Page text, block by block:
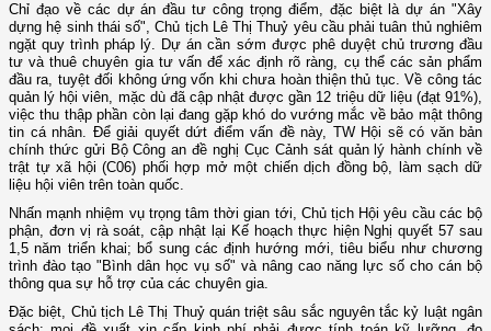
Chỉ đạo về các dự án đầu tư công trọng điểm, đặc biệt là dự án "Xây
dựng hệ sinh thái số", Chủ tịch Lê Thị Thuỷ yêu cầu phải tuân thủ nghiêm
ngặt quy trình pháp lý. Dự án cần sớm được phê duyệt chủ trương đầu
tư và thuê chuyên gia tư vấn để xác định rõ ràng, cụ thể các sản phẩm
đầu ra, tuyệt đối không ứng vốn khi chưa hoàn thiện thủ tục. Về công tác
quản lý hội viên, mặc dù đã cập nhật được gần 12 triệu dữ liệu (đạt 91%),
việc thu thập phần còn lại đang gặp khó do vướng mắc về bảo mật thông
tin cá nhân. Để giải quyết dứt điểm vấn đề này, TW Hội sẽ có văn bản
chính thức gửi Bộ Công an đề nghị Cục Cảnh sát quản lý hành chính về
trật tự xã hội (C06) phối hợp mở một chiến dịch đồng bộ, làm sạch dữ
liệu hội viên trên toàn quốc.
Nhấn mạnh nhiệm vụ trọng tâm thời gian tới, Chủ tịch Hội yêu cầu các bộ
phận, đơn vị rà soát, cập nhật lại Kế hoạch thực hiện Nghị quyết 57 sau
1,5 năm triển khai; bổ sung các định hướng mới, tiêu biểu như chương
trình đào tạo "Bình dân học vụ số" và nâng cao năng lực số cho cán bộ
thông qua sự hỗ trợ của các chuyên gia.
Đặc biệt, Chủ tịch Lê Thị Thuỷ quán triệt sâu sắc nguyên tắc kỷ luật ngân